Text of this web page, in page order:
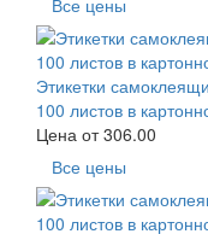
Все цены
Этикетки
100 листов в
Цена от306.00
Все цены